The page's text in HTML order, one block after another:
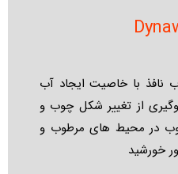
نافذ با خاصیت ایجاد آب
از تغییر شکل چوب و
در محیط های مرطوب و
خورشید